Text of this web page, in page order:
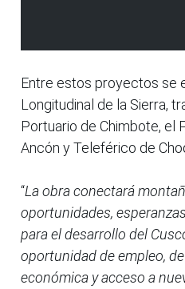
Entre estos proyectos se
Longitudinal de la Sierra,
Portuario de Chimbote, el
Ancón y Teleférico de
“La obra conectará
oportunidades,
para el desarrollo del
oportunidad de empleo,
económica y acceso a